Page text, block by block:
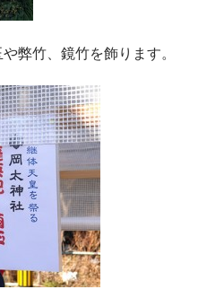
弊竹、鏡竹を飾ります。